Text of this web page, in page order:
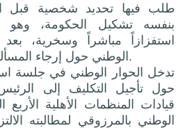
طلب فيها تحديد شخصية قبل
بنفسه تشكيل الحكومة، وهو
استفزازاً مباشراً وسخرية، بعد
الوطني حول إرجاء المسألة الى ما بعد الرئاسية.
تدخل الحوار الوطني في جلسة
حول تأجيل التكليف إلى
قيادات المنظمات الأهلية
الوطني بالمرزوقي لمطالبته